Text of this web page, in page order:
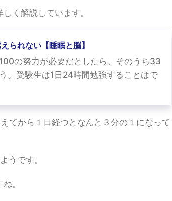
く解説しています。
られない【睡眠と脳】
の努力が必要だとしたら、そのうち33
。受験生は1日24時間勉強することはで
てから１日経つとなんと３分の１になって
うです。
。